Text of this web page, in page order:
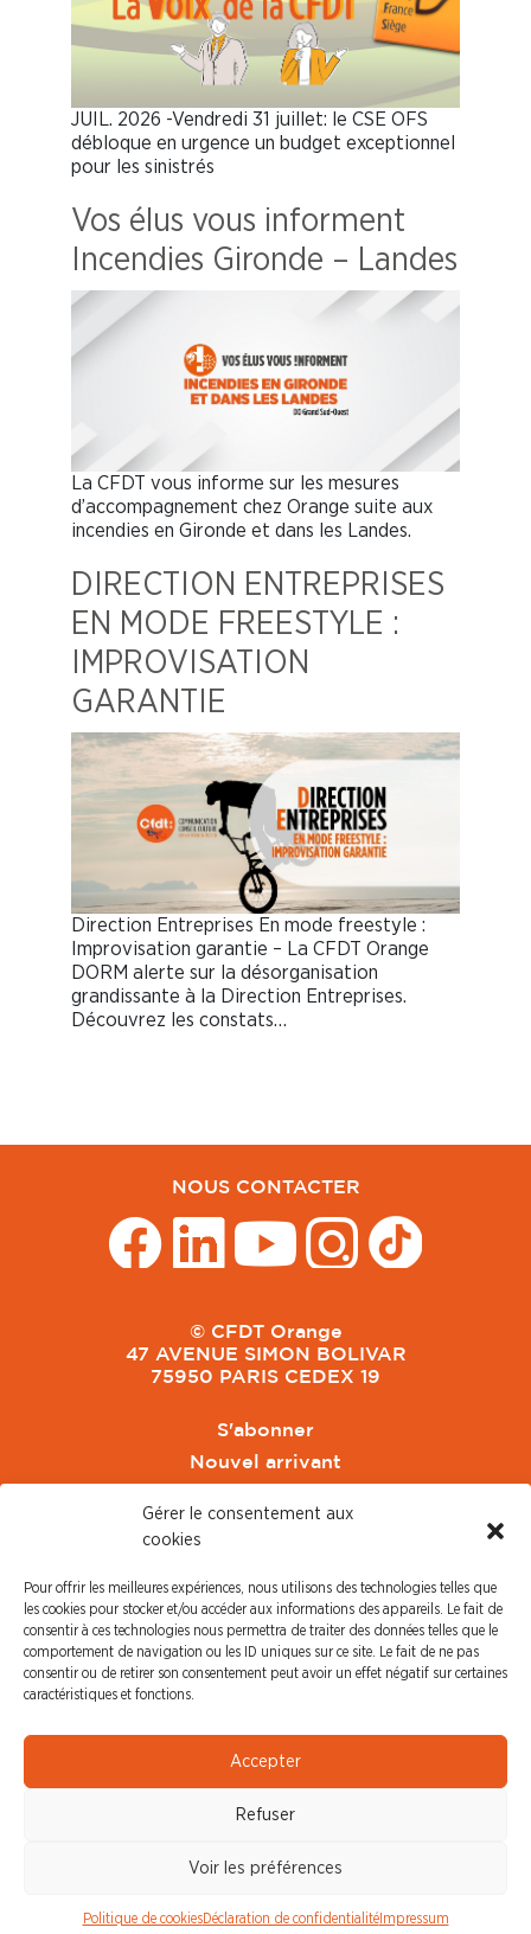
Gérer le consentement aux
cookies
Pour offrir les meilleures expériences, nous utilisons des technologies telles que
les cookies pour stocker et/ou accéder aux informations des appareils. Le fait de
consentir à ces technologies nous permettra de traiter des données telles que le
comportement de navigation ou les ID uniques sur ce site. Le fait de ne pas
consentir ou de retirer son consentement peut avoir un effet négatif sur certaines
caractéristiques et fonctions.
Accepter
Refuser
Voir les préférences
Politique de cookiesDéclaration de confidentialitéImpressum
JUIL. 2026 -Vendredi 31 juillet: le CSE OFS
débloque en urgence un budget exceptionnel
pour les sinistrés
Vos élus vous informent
Incendies Gironde – Landes
La CFDT vous informe sur les mesures
d’accompagnement chez Orange suite aux
incendies en Gironde et dans les Landes.
DIRECTION ENTREPRISES
EN MODE FREESTYLE :
IMPROVISATION
GARANTIE
Direction Entreprises En mode freestyle :
Improvisation garantie – La CFDT Orange
DORM alerte sur la désorganisation
grandissante à la Direction Entreprises.
Découvrez les constats…
NOUS CONTACTER
© CFDT Orange
47 AVENUE SIMON BOLIVAR
75950 PARIS CEDEX 19
S'abonner
Nouvel arrivant
CFDT Cadres
CFDT Retraités
L'UFFA
PRESSE
Communiqué de Presse
Revue de Presse
© CFDT Orange | Mentions Légales |
Protection des